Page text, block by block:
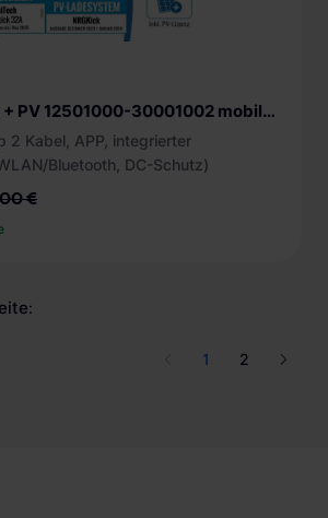
NRGkick Pure + PV 12501000-30001002 mobile Ladestation
2 Kabel, APP, integrierter
Bluetooth, DC-Schutz)
€
:
1 2